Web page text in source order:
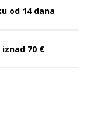
od 14 dana
70 €